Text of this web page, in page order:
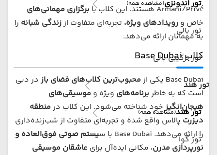
تور اندونزی(مشاهده همه)
تور بالی
تور ترکیبی بالی
تور هند
تور هند(مشاهده همه)
تور گوا
Armani/Privé هستند. این کلاب با
برگزاری مهمانی‌های
خاص و رویدادهای ویژه، تجربه‌ای متفاوت اززندگی شبانه را
به مهمانان ارائه می‌دهد.
کلاب Base Dubai
Base Dubai یکی از محبوب‌ترین کلاب‌های فضای بازدر دبی
است که به خاطر برنامه‌های ویژه و موسیقی‌های
هیجان‌انگیزخود شناخته می‌شود. این کلاب درمنطقه
دیزرت پالاس واقع شده و تجربه‌ای متفاوت از شب‌زنده‌داری
را ارائه می‌دهد. Base Dubai با س
یستم صوتی فوق‌العاده و
نورپردازی مدرن، مکانی ایده‌آل برای عاشقان موسیقی